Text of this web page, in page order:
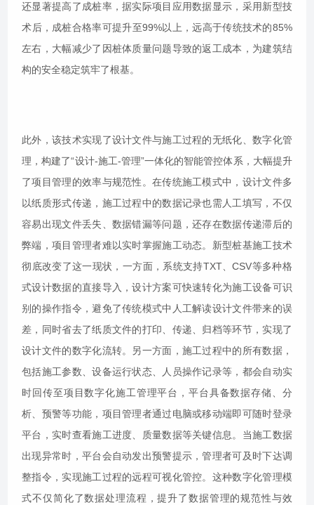
还显著提高了成桩率，据实际项目应用数据显示，采用新型技
术后，成桩合格率可提升至99%以上，远高于传统技术的85%
左右，大幅减少了因桩体质量问题导致的返工成本，为建筑结
构的安全稳定筑牢了根基。
此外，该技术实现了设计文件与施工过程的无纸化、数字化管
理，构建了“设计-施工-管理”一体化的智能管控体系，大幅提升
了项目管理的效率与规范性。在传统施工模式中，设计文件多
以纸质形式传递，施工过程中的数据记录也需人工填写，不仅
容易出现文件丢失、数据错漏等问题，还存在数据传递滞后的
弊端，项目管理者难以实时掌握施工动态。新型桩基施工技术
彻底改变了这一现状，一方面，系统支持TXT、CSV等多种格
式设计数据的直接导入，设计方案可快速转化为施工设备可识
别的操作指令，避免了传统模式中人工解读设计文件带来的误
差，同时省去了纸质文件的打印、传递、归档等环节，实现了
设计文件的数字化流转。另一方面，施工过程中的所有数据，
包括施工参数、设备运行状态、人员操作记录等，都会自动实
时回传至项目数字化施工管理平台，平台具备数据存储、分
析、预警等功能，项目管理者通过电脑或移动端即可随时登录
平台，实时查看施工进度、质量数据等关键信息。当施工数据
出现异常时，平台会自动发出预警提示，管理者可及时下达调
整指令，实现施工过程的远程可视化管控。这种数字化管理模
式不仅简化了数据处理流程，提升了数据管理的规范性与效